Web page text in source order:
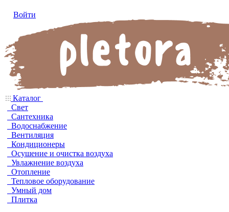
Войти
Каталог
Свет
Сантехника
Водоснабжение
Вентиляция
Кондиционеры
Осушение и очистка воздуха
Увлажнение воздуха
Отопление
Тепловое оборудование
Умный дом
Плитка